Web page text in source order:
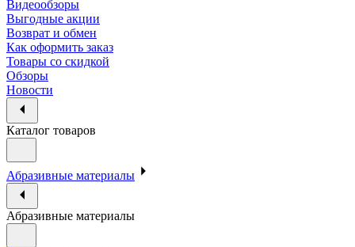
Видеообзоры
Выгодные акции
Возврат и обмен
Как оформить заказ
Товары со скидкой
Обзоры
Новости
Каталог товаров
Абразивные материалы
Абразивные материалы